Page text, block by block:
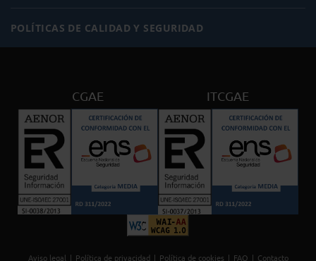
POLÍTICAS DE CALIDAD Y SEGURIDAD
CGAE ITCGAE
Aviso legal Política de privacidad Política de cookies FAQ Contacto